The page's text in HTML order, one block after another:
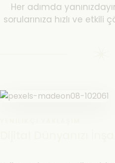
Her adımda
sorularınıza hızlı ve